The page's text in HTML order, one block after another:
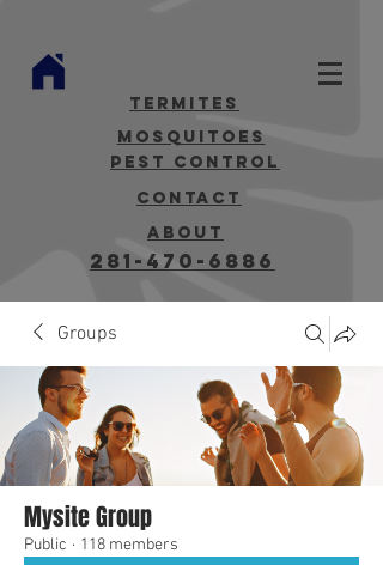
termites
mosquitoes
Pest Control
contact
about
281-470-6886
Groups
Mysite Group
Public · 118 members